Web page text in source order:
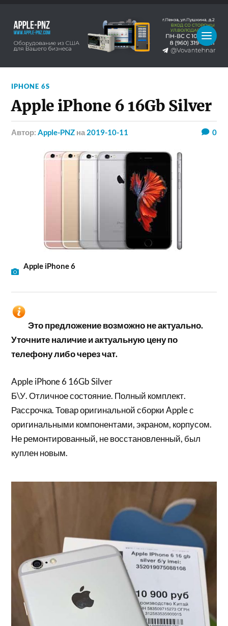
IPHONE 6S
Apple iPhone 6 16Gb Silver
Автор:Apple-PNZ на 2019-10-11 0
Apple iPhone 6
Это предложение возможно не актуально.
Уточните наличие и актуальную цену по
телефону либо через чат.
Apple iPhone 6 16Gb Silver
Б\У. Отличное состояние. Полный комплект.
Рассрочка. Товар оригинальной сборки Apple с
оригинальными компонентами, экраном, корпусом.
Не ремонтированный, не восстановленный, был
куплен новым.